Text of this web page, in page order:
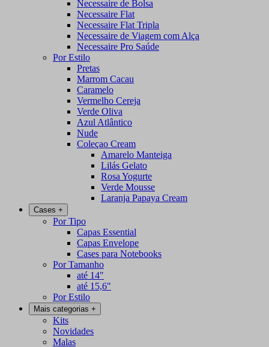
Necessaire de Bolsa
Necessaire Flat
Necessaire Flat Tripla
Necessaire de Viagem com Alça
Necessaire Pro Saúde
Por Estilo
Pretas
Marrom Cacau
Caramelo
Vermelho Cereja
Verde Oliva
Azul Atlântico
Nude
Coleçao Cream
Amarelo Manteiga
Lilás Gelato
Rosa Yogurte
Verde Mousse
Laranja Papaya Cream
Cases +
Por Tipo
Capas Essential
Capas Envelope
Cases para Notebooks
Por Tamanho
até 14"
até 15,6"
Por Estilo
Mais categorias +
Kits
Novidades
Malas